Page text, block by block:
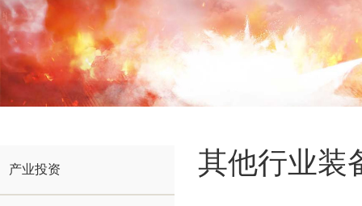
产业投资 其他行业装